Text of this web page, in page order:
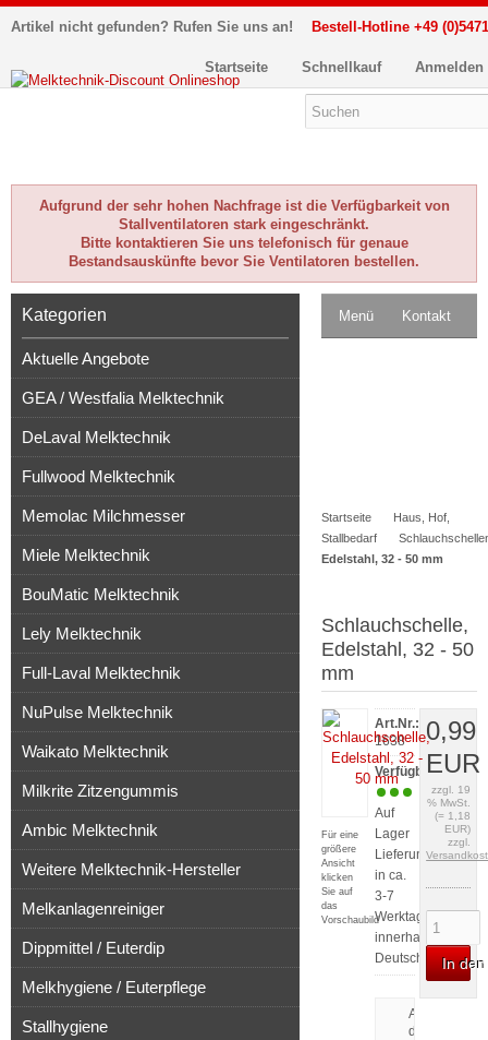
Artikel nicht gefunden? Rufen Sie uns an! Bestell-Hotline +49
Anmelden
Schnellkauf
Startseite
Aufgrund der sehr hohen Nachfrage ist die Verfügbarkeit von
Stallventilatoren stark eingeschränkt.
Bitte kontaktieren Sie uns telefonisch für genaue
Bestandsauskünfte bevor Sie Ventilatoren bestellen.
Menü Kontakt
Startseite
Haus, Hof,
Stallbedarf
Edelstahl, 32 - 50 mm
Schlauchschelle,
Edelstahl, 32 - 50
mm
Für eine
größere
Ansicht
klicken
Sie auf
das
Vorschaubild
Art.Nr.:
1638
Verfügbarkeit:
Auf
Lager
Lieferung
in ca.
3-7
Werktagen
innerhalb
Deutschlands
drucken
0,99
EUR
zzgl. 19
% MwSt.
(= 1,18
EUR)
zzgl.
In
Kategorien
Aktuelle Angebote
GEA / Westfalia Melktechnik
DeLaval Melktechnik
Fullwood Melktechnik
Memolac Milchmesser
Miele Melktechnik
BouMatic Melktechnik
Lely Melktechnik
Full-Laval Melktechnik
NuPulse Melktechnik
Waikato Melktechnik
Milkrite Zitzengummis
Ambic Melktechnik
Weitere Melktechnik-Hersteller
Melkanlagenreiniger
Dippmittel / Euterdip
Melkhygiene / Euterpflege
Stallhygiene